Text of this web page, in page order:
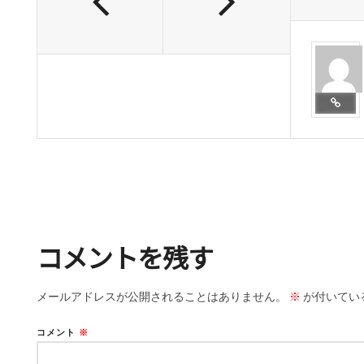
コメントを残す
メールアドレスが公開されることはありません。 ※ が付いてい
コメント ※